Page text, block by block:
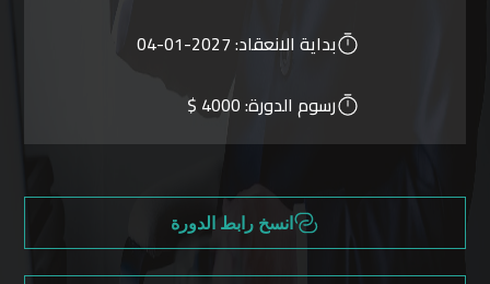
بداية الانعقاد:2027-01-04
رسوم الدورة:4000 $
انسخ رابط الدورة